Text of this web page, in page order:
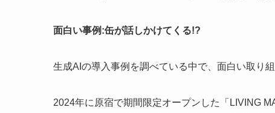
面白い事例:缶が話しかけてくる!?
生成AIの導入事例を調べている中で、面白い取り
2024年に原宿で期間限定オープンした「LIVING